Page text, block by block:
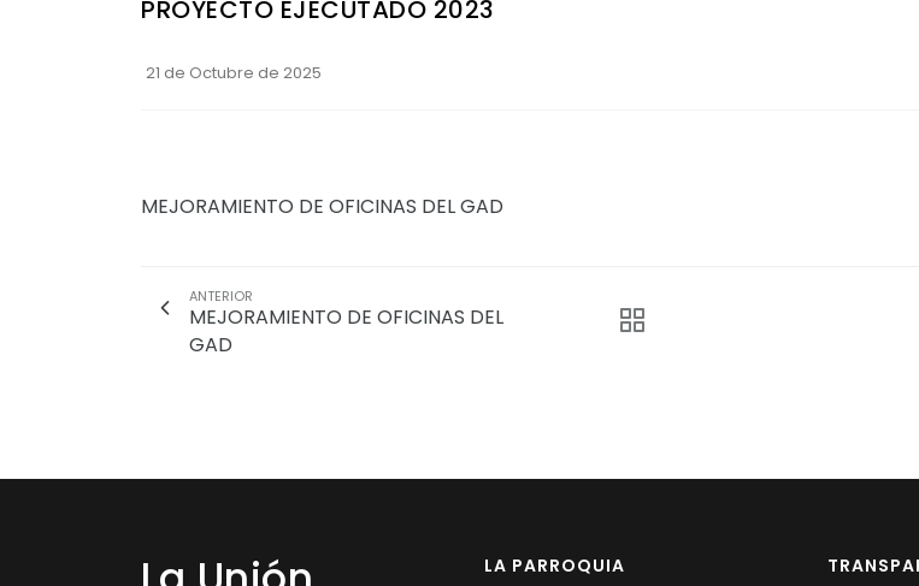
PROYECTO EJECUTADO 2023
21 de Octubre de 2025
MEJORAMIENTO DE OFICINAS DEL GAD
ANTERIOR
MEJORAMIENTO DE OFICINAS DEL
GAD
LA PARROQUIA